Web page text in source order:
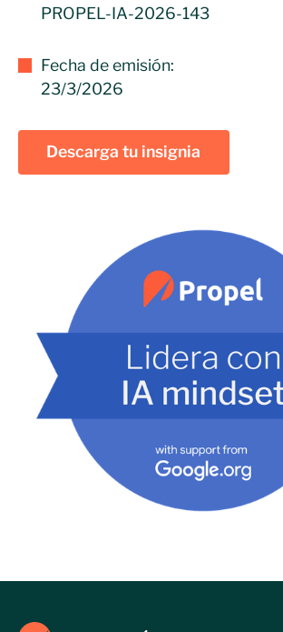
PROPEL-IA-2026-143
Fecha de emisión:
23/3/2026
Descarga tu insignia